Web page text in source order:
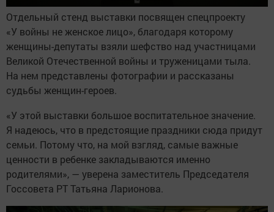
Отдельный стенд выставки посвящен спецпроекту
«У войны не женское лицо», благодаря которому
женщины-депутаты взяли шефство над участницами
Великой Отечественной войны и труженицами тыла.
На нем представлены фотографии и рассказаны
судьбы женщин-героев.
«У этой выставки большое воспитательное значение.
Я надеюсь, что в предстоящие праздники сюда придут
семьи. Потому что, на мой взгляд, самые важные
ценности в ребенке закладываются именно
родителями», — уверена заместитель Председателя
Госсовета РТ Татьяна Ларионова.